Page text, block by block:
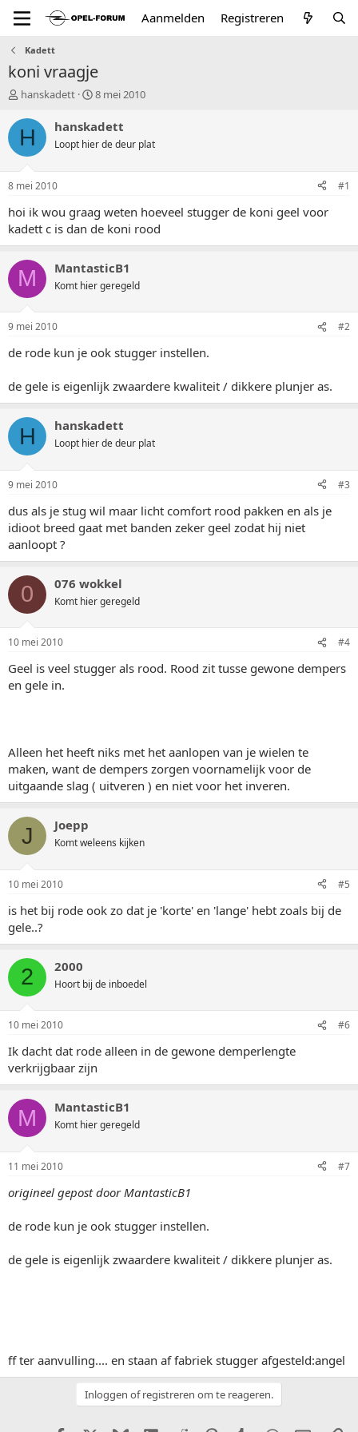
Aanmelden Registreren
Kadett
koni vraagje
T
p
a
r
e
hanskadett
S
a
t
u
m
8 mei 2010
H hanskadett
Loopt hier de deur plat
8 mei 2010 #1
hoi ik wou graag weten hoeveel stugger de koni geel voor
kadett c is dan de koni rood
M MantasticB1
Komt hier geregeld
9 mei 2010 #2
de rode kun je ook stugger instellen.
de gele is eigenlijk zwaardere kwaliteit / dikkere plunjer as.
H hanskadett
Loopt hier de deur plat
9 mei 2010 #3
dus als je stug wil maar licht comfort rood pakken en als je
idioot breed gaat met banden zeker geel zodat hij niet
aanloopt ?
0 076 wokkel
Komt hier geregeld
10 mei 2010 #4
Geel is veel stugger als rood. Rood zit tusse gewone dempers
en gele in.
Alleen het heeft niks met het aanlopen van je wielen te
maken, want de dempers zorgen voornamelijk voor de
uitgaande slag ( uitveren ) en niet voor het inveren.
J Joepp
Komt weleens kijken
10 mei 2010 #5
is het bij rode ook zo dat je 'korte' en 'lange' hebt zoals bij de
gele..?
2 2000
Hoort bij de inboedel
10 mei 2010 #6
Ik dacht dat rode alleen in de gewone demperlengte
verkrijgbaar zijn
M MantasticB1
Komt hier geregeld
11 mei 2010 #7
origineel gepost door MantasticB1
de rode kun je ook stugger instellen.
de gele is eigenlijk zwaardere kwaliteit / dikkere plunjer as.
ff ter aanvulling.... en staan af fabriek stugger afgesteld:angel
Inloggen of registreren om te reageren.